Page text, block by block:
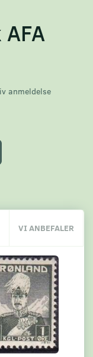
anmeldelse
VI ANBEFALER